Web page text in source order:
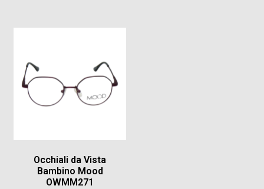
Occhiali da Vista
Bambino Mood
OWMM271